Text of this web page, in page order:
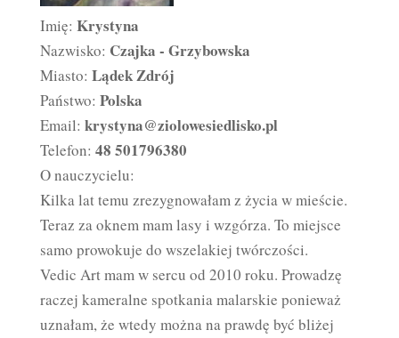
Imię: Krystyna
Nazwisko: Czajka - Grzybowska
Miasto: Lądek Zdrój
Państwo: Polska
Email: krystyna@ziolowesiedlisko.pl
Telefon: 48 501796380
O nauczycielu:
Kilka lat temu zrezygnowałam z życia w mieście.
Teraz za oknem mam lasy i wzgórza. To miejsce
samo prowokuje do wszelakiej twórczości.
Vedic Art mam w sercu od 2010 roku. Prowadzę
raczej kameralne spotkania malarskie ponieważ
uznałam, że wtedy można na prawdę być bliżej